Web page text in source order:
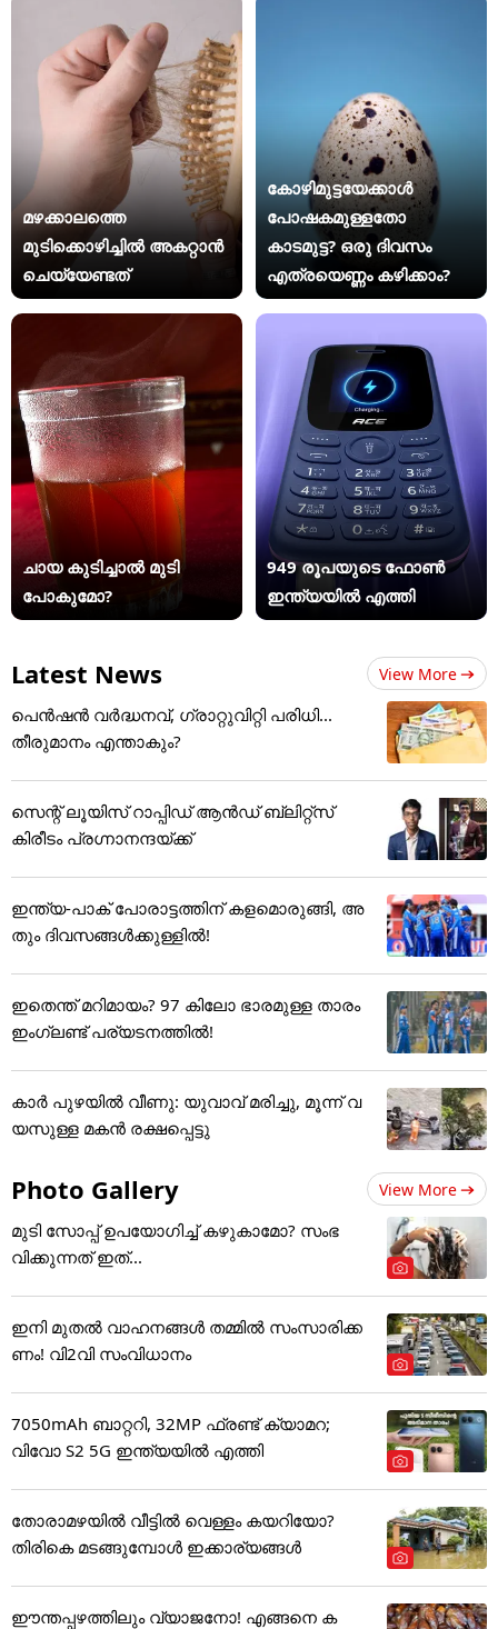
മഴക്കാലത്തെ
മുടിക്കൊഴിച്ചിൽ അകറ്റാൻ
ചെയ്യേണ്ടത്
കോഴിമുട്ടയേക്കാൾ
പോഷകമുള്ളതോ
കാടമുട്ട? ഒരു ദിവസം
എത്രയെണ്ണം കഴിക്കാം?
ചായ കുടിച്ചാൽ മുടി
പോകുമോ?
949 രൂപയുടെ ഫോൺ
ഇന്ത്യയിൽ എത്തി
Latest News View More
പെൻഷൻ വർദ്ധനവ്, ഗ്രാറ്റുവിറ്റി പരിധി...
തീരുമാനം എന്താകും?
സെന്റ് ലൂയിസ് റാപ്പിഡ് ആൻഡ് ബ്ലിറ്റ്സ്
കിരീടം പ്രഗ്നാനന്ദയ്ക്ക്
ഇന്ത്യ-പാക് പോരാട്ടത്തിന് കളമൊരുങ്ങി, അ
തും ദിവസങ്ങള്‍ക്കുള്ളില്‍!
ഇതെന്ത് മറിമായം? 97 കിലോ ഭാരമുള്ള താരം
ഇംഗ്ലണ്ട് പര്യടനത്തില്‍!
കാർ പുഴയിൽ വീണു: യുവാവ് മരിച്ചു, മൂന്ന് വ
യസുള്ള മകൻ രക്ഷപ്പെട്ടു
Photo Gallery View More
മുടി സോപ്പ് ഉപയോഗിച്ച് കഴുകാമോ? സംഭ
വിക്കുന്നത് ഇത്...
ഇനി മുതൽ വാഹനങ്ങൾ തമ്മിൽ സംസാരിക്ക
ണം! വി2വി സംവിധാനം
7050mAh ബാറ്ററി, 32MP ഫ്രണ്ട് ക്യാമറ;
വിവോ S2 5G ഇന്ത്യയിൽ എത്തി
തോരാമഴയിൽ വീട്ടിൽ വെള്ളം കയറിയോ?
തിരികെ മടങ്ങുമ്പോൾ ഇക്കാര്യങ്ങൾ
ഈന്തപ്പഴത്തിലും വ്യാജനോ! എങ്ങനെ ക